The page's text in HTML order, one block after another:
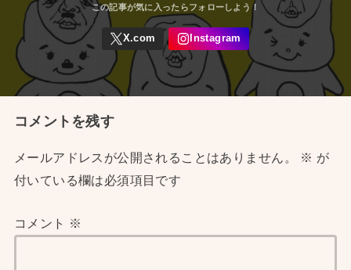
コメントを残す
メールアドレスが公開されることはありません。 ※ が
付いている欄は必須項目です
コメント ※